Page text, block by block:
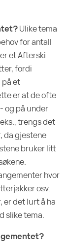
Ulike tema
for antall
et Afterski
fordi
et
er at de ofte
og på under
trengs det
da gjestene
bruker litt
hvor
osv.
er det lurt å ha
slike tema.